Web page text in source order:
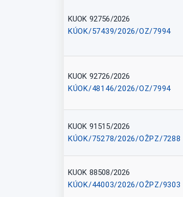
KUOK 92756/2026
KÚOK/57439/2026/OZ/7994
KUOK 92726/2026
KÚOK/48146/2026/OZ/7994
KUOK 91515/2026
KÚOK/75278/2026/OŽPZ/7288
KUOK 88508/2026
KÚOK/44003/2026/OŽPZ/9303